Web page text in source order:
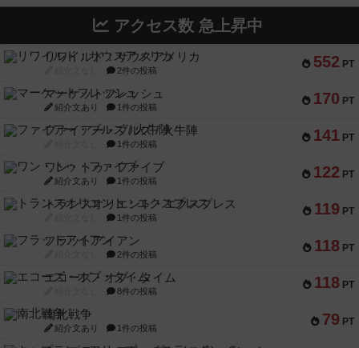
アクセス数 急上昇中
552 PT
リワイルド：サウスアメリカ
2件の投稿
170 PT
マーケットフレッシュ
紹介文あり 1件の投稿
141 PT
ファイアー・ブルズ / 火牛陣
1件の投稿
122 PT
ワン・トゥ・ファイブ
紹介文あり 1件の投稿
119 PT
トランスオリエント・エクスプレス
1件の投稿
118 PT
フラットアイアン
2件の投稿
118 PT
エコーズ・オブ・タイム
8件の投稿
79 PT
南北戦争
紹介文あり 1件の投稿